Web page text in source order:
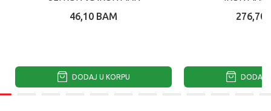
46,10 BAM
DODAJ U KORPU
276,70
DODAJ